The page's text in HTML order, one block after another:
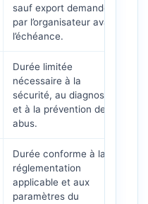
sauf export demandé
par l’organisateur avant
l’échéance.
Durée limitée
nécessaire à la
sécurité, au diagnostic
et à la prévention des
abus.
Durée conforme à la
réglementation
applicable et aux
paramètres du